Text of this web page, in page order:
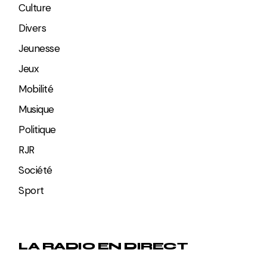
Culture
Divers
Jeunesse
Jeux
Mobilité
Musique
Politique
RJR
Société
Sport
LA RADIO EN DIRECT